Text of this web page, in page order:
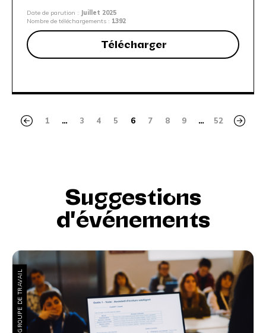
Date de parution : Juillet 2025
Nombre de téléchargements : 1392
Télécharger
1 … 3 4 5 6 7 8 9 … 52
Suggestions
d'événements
GROUPE DE TRAVAIL